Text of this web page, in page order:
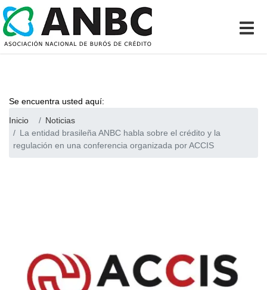
Se encuentra usted aquí:
Inicio
Noticias
La entidad brasileña ANBC habla sobre el crédito y la
regulación en una conferencia organizada por ACCIS